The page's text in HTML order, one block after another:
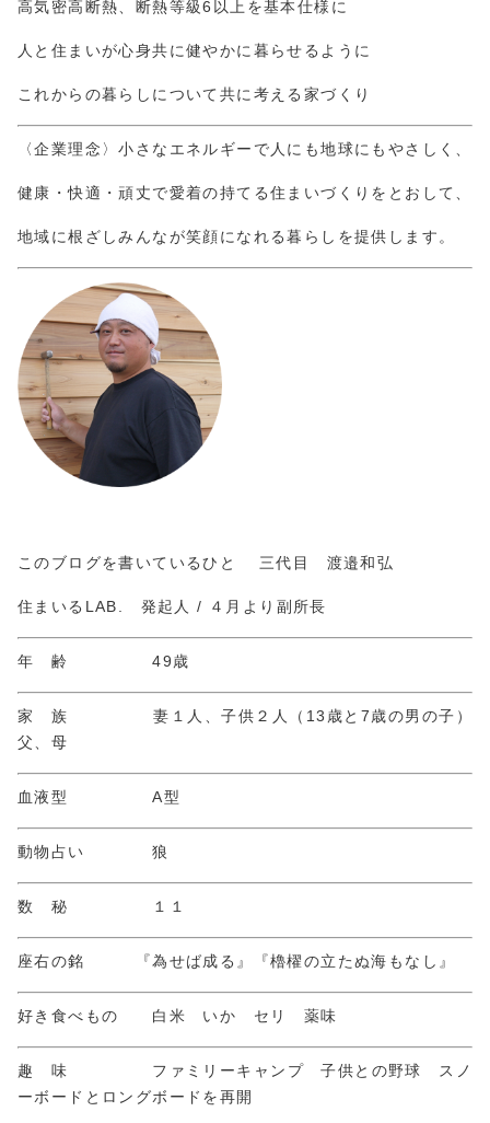
高気密高断熱、断熱等級6以上を基本仕様に
人と住まいが心身共に健やかに暮らせるように
これからの暮らしについて共に考える家づくり
〈企業理念〉小さなエネルギーで人にも地球にもやさしく、
健康・快適・頑丈で愛着の持てる住まいづくりをとおして、
地域に根ざしみんなが笑顔になれる暮らしを提供します。
このブログを書いているひと 三代目 渡邉和弘
住まいるLAB. 発起人 / ４月より副所長
年 齢 49歳
家 族 妻１人、子供２人（13歳と7歳の男の子）
父、母
血液型 A型
動物占い 狼
数 秘 １１
座右の銘 『為せば成る』『櫓櫂の立たぬ海もなし』
好き食べもの 白米 いか セリ 薬味
趣 味 ファミリーキャンプ 子供との野球 スノ
ーボードとロングボードを再開